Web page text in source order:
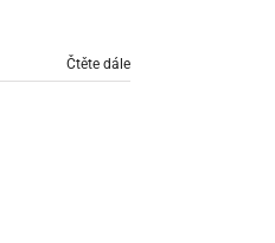
Čtěte dále